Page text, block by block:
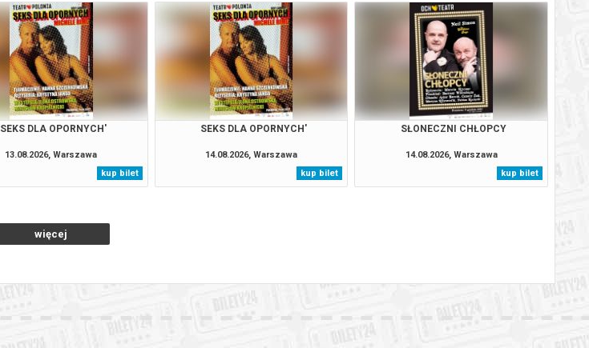
SEKS DLA OPORNYCH'
13.08.2026, Warszawa
kup bilet
SEKS DLA OPORNYCH'
14.08.2026, Warszawa
kup bilet
SŁONECZNI CHŁOPCY
14.08.2026, Warszawa
kup bilet
więcej